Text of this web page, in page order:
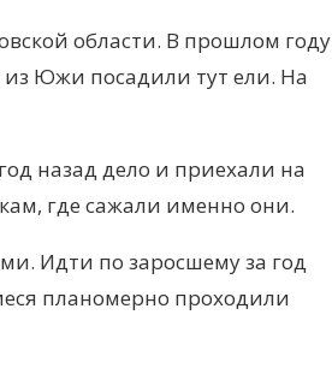
области. В прошлом году
из Южи посадили тут ели. На
назад дело и приехали на
где сажали именно они.
Идти по заросшему за год
планомерно проходили